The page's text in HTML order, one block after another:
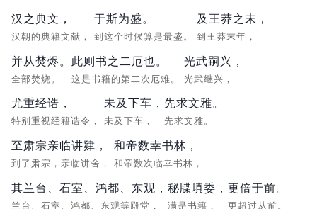
汉之典文，
汉朝的典籍文献，
于斯为盛。
到这个时候算是最盛。
及王莽之末，
到王莽末年，
并从焚烬。
全部焚烧。
此则书之二厄也。
这是书籍的第二次厄难。
光武嗣兴，
光武继兴，
尤重经诰，
特别重视经籍诰令，
未及下车，
未及下车，
先求文雅。
先求文雅。
至肃宗亲临讲肄，
到了肃宗，亲临讲舍，
和帝数幸书林，
和帝数次临幸书林，
其兰台、石室、鸿都、东观，
兰台、石室、鸿都、东观等殿堂，
秘牒填委，
满是书籍，
更倍于前。
更超过从前。